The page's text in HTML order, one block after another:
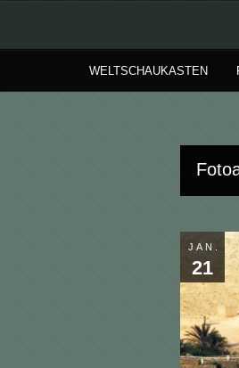
WELTSCHAUKASTEN
JAN.
21